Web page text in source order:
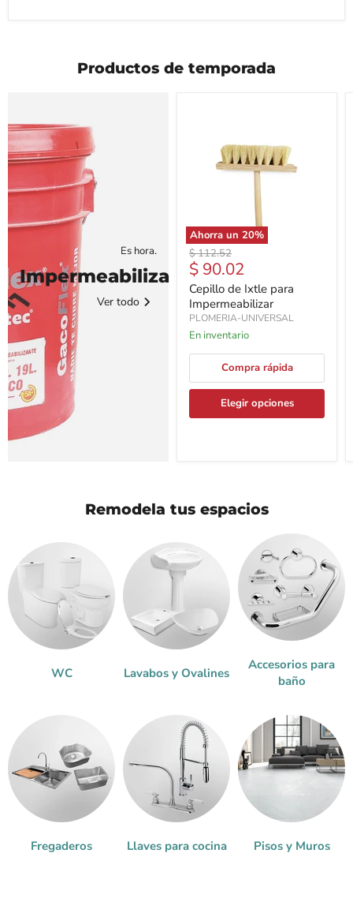
Productos de temporada
Impermeabiliza
Ahorra un20%
Precio
original
$ 112.52
Precio
actual
$ 90.02
Cepillo de Ixtle para
Impermeabilizar
PLOMERIA-UNIVERSAL
Compra rápida
Remodela tus espacios
Accesorios para
baño
Fregaderos Llaves para cocina Pisos y Muros